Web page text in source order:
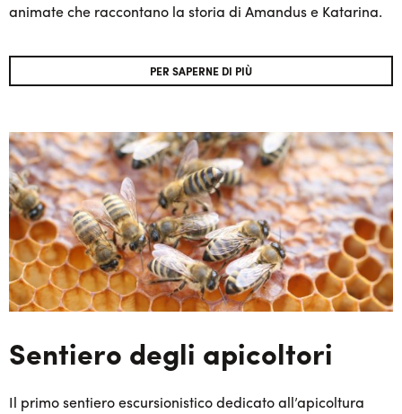
animate che raccontano la storia di Amandus e Katarina.
PER SAPERNE DI PIÙ
Sentiero degli apicoltori
Il primo sentiero escursionistico dedicato all’apicoltura